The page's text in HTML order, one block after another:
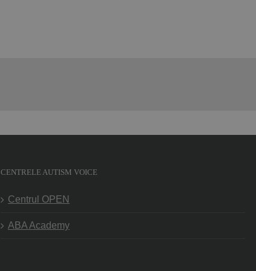
CENTRELE AUTISM VOICE
Centrul OPEN
ABA Academy